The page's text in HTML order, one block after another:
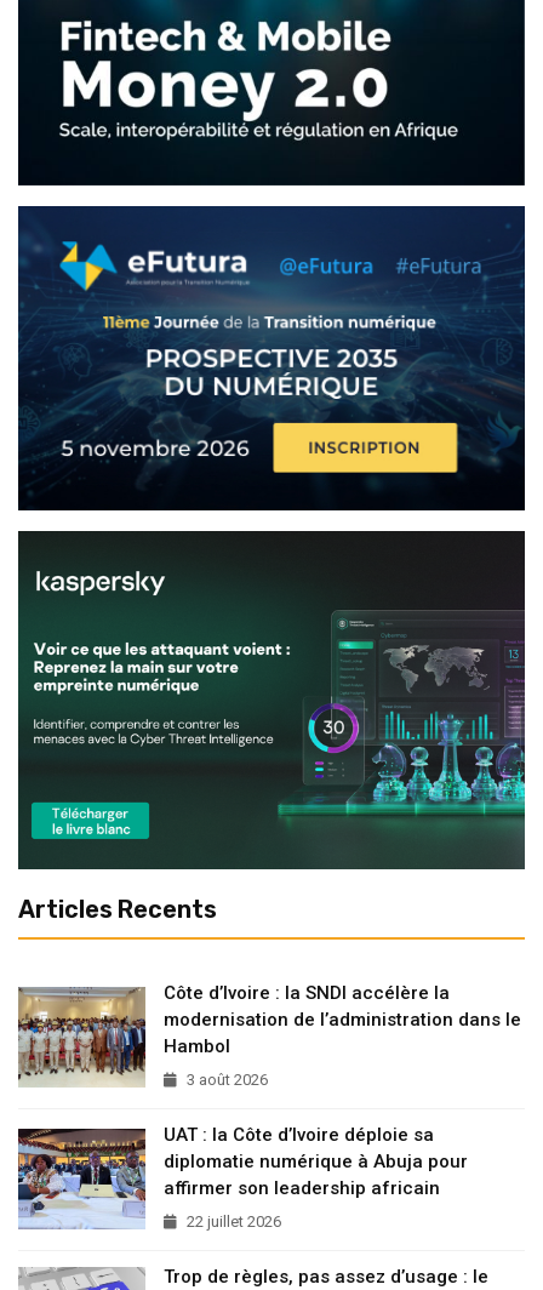
Articles Recents
Côte d’Ivoire : la SNDI accélère la
modernisation de l’administration dans le
Hambol
3 août 2026
UAT : la Côte d’Ivoire déploie sa
diplomatie numérique à Abuja pour
affirmer son leadership africain
22 juillet 2026
Trop de règles, pas assez d’usage : le